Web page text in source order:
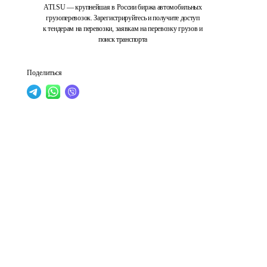
ATI.SU — крупнейшая в России биржа автомобильных
грузоперевозок. Зарегистрируйтесь и получите доступ
к тендерам на перевозки, заявкам на перевозку грузов и
поиск транспорта
Поделиться